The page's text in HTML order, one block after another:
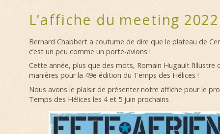
L’affiche du meeting 2022
Bernard Chabbert a coutume de dire que le plateau de
c’est un peu comme un porte-avions !
Cette année, plus que des mots, Romain Hugault l’illustre
manières pour la 49e édition du Temps des Hélices !
Nous avons le plaisir de présenter notre affiche pour le
Temps des Hélices les 4 et 5 juin prochains